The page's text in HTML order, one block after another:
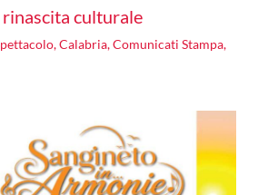
culturale
,Calabria,Comunicati Stampa,